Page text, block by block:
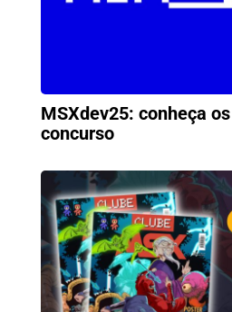
MSXdev25: conheça
concurso